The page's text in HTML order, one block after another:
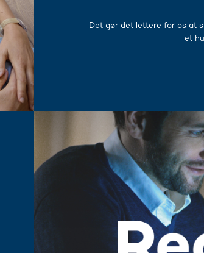
Det gør det lettere for os at
et